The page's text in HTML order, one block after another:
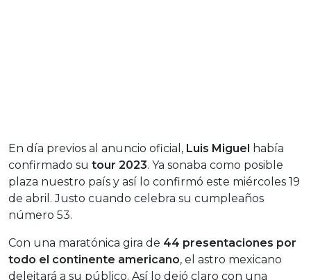
En día previos al anuncio oficial, Luis Miguel
había
confirmado su tour 2023. Ya sonaba como posible
plaza nuestro país y así lo confirmó este miércoles 19
de abril. Justo cuando celebra su cumpleaños
número 53.
Con una maratónica gira de 44 presentaciones por
todo el continente americano, el astro mexicano
deleitará a su público. Así lo dejó claro con una